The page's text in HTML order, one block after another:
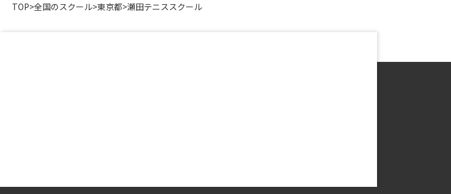
TOP>全国のスクール>東京都>瀬田テニススクール